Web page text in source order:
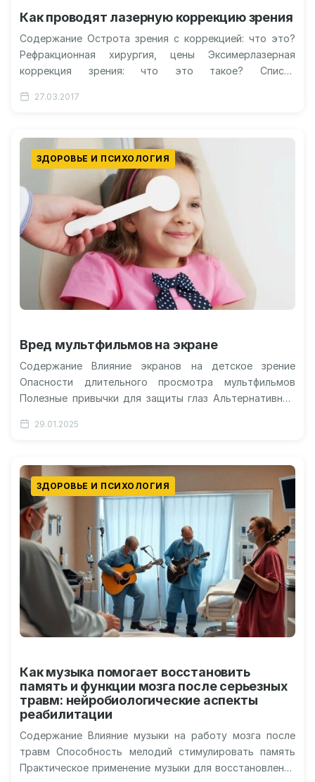
Как проводят лазерную коррекцию зрения
Содержание Острота зрения с коррекцией: что это?
Рефракционная хирургия, цены Эксимерлазерная
коррекция зрения: что это такое? Список
лазерной…
27.03.2017
ЗДОРОВЬЕ И ПСИХОЛОГИЯ
Вред мультфильмов на экране
Содержание Влияние экранов на детское зрение
Опасности длительного просмотра мультфильмов
Полезные привычки для защиты глаз Альтернативные
мультфильмов на…
29.01.2025
ЗДОРОВЬЕ И ПСИХОЛОГИЯ
Как музыка помогает восстановить
память и функции мозга после серьезных
травм: нейробиологические аспекты
реабилитации
Содержание Влияние музыки на работу мозга после
травм Способность мелодий стимулировать память
Практическое применение музыки для восстановления